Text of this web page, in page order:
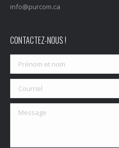
info@purcom.ca
CONTACTEZ-NOUS !